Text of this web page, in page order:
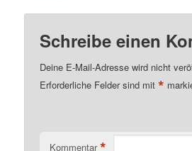
Schreibe einen
Deine E-Mail-Adresse wird nicht
Erforderliche Felder sind mit*
Kommentar